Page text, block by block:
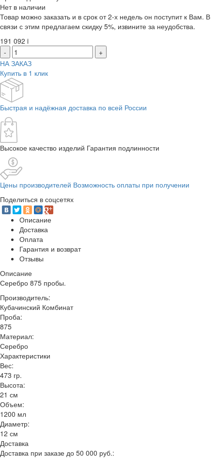
Нет в наличии
Товар можно заказать и в срок от 2-х недель он поступит к Вам. В
связи с этим предлагаем скидку 5%, извините за неудобства.
191 092 i
-
+
НА ЗАКАЗ
Купить в 1 клик
Быстрая и надёжная доставка по всей России
Высокое качество изделий Гарантия подлинности
Цены производителей Возможность оплаты при получении
Поделиться в соцсетях
Описание
Доставка
Оплата
Гарантия и возврат
Отзывы
Описание
Серебро 875 пробы.
Производитель:
Кубачинский Комбинат
Проба:
875
Материал:
Серебро
Характеристики
Вес:
473 гр.
Высота:
21 см
Объем:
1200 мл
Диаметр:
12 см
Доставка
Доставка при заказе до 50 000 руб.: